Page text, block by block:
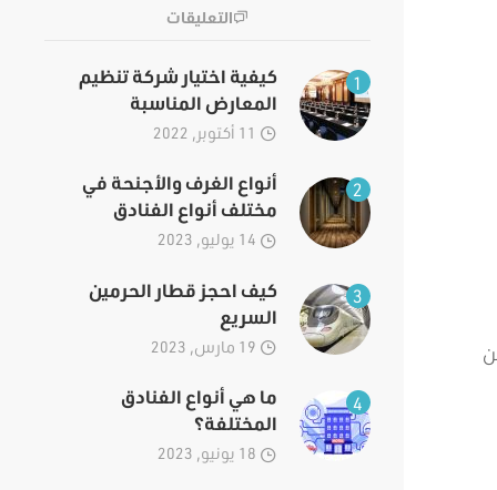
التعليقات
1
كيفية اختيار شركة تنظيم
المعارض المناسبة
2
أنواع الغرف والأجنحة في
مختلف أنواع الفنادق
3
كيف احجز قطار الحرمين
السريع
4
ما هي أنواع الفنادق
المختلفة؟